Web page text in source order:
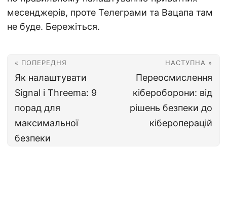
месенджерів, проте Телеграми та Вацапа там
не буде. Бережіться.
« ПОПЕРЕДНЯ
Як налаштувати
Signal і Threema: 9
порад для
максимальної
безпеки
НАСТУПНА »
Переосмислення
кібероборони: від
рішень безпеки до
кібероперацій